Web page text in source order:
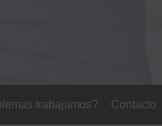
trabajamos? Contacto